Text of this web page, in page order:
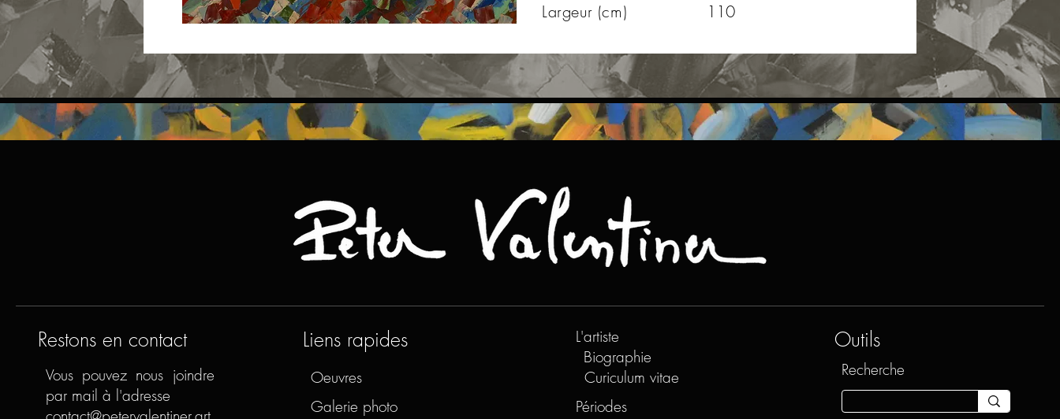
Largeur (cm)
110
Restons en contact
Vous pouvez nous joindre
par mail à l'adresse
Liens rapides
Oeuvres
Galerie photo
L'artiste
Biographie
Curiculum vitae
Périodes
Outils
Recherche